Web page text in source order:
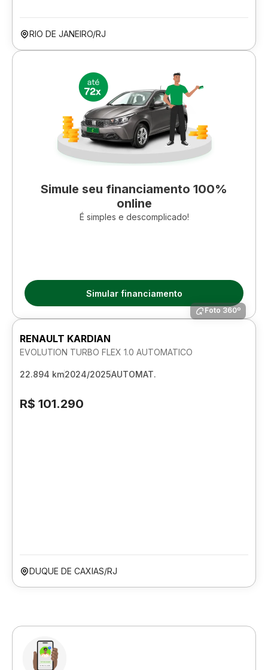
RIO DE JANEIRO/RJ
Simule seu financiamento 100%
online
É simples e descomplicado!
Simular financiamento
Foto 360º
RENAULT KARDIAN
EVOLUTION TURBO FLEX 1.0 AUTOMATICO
22.894 km2024/2025AUTOMAT.
R$ 101.290
DUQUE DE CAXIAS/RJ